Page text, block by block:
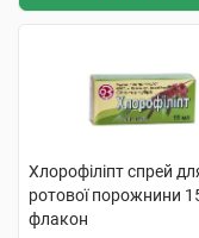
Хлорофіліпт спрей
ротової порожнини
флакон